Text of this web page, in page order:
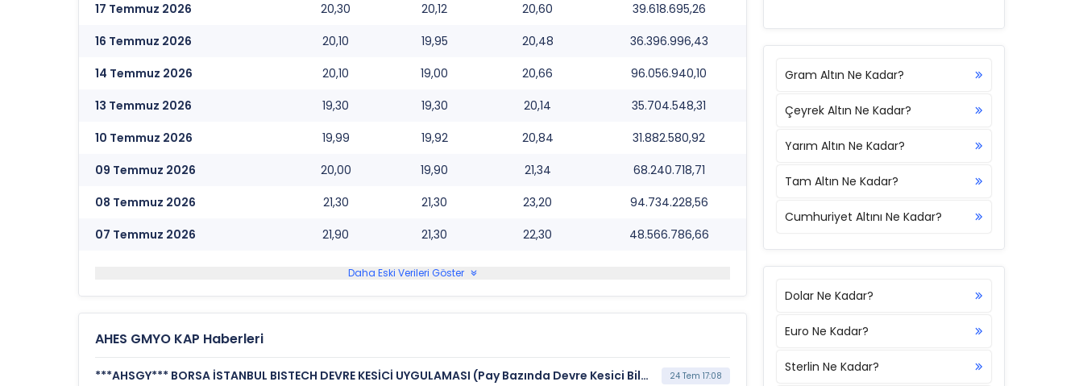
17 Temmuz 2026
20,30 20,12 20,60
39.618.695,26
16 Temmuz 2026
20,10 19,95 20,48
36.396.996,43
14 Temmuz 2026
20,10 19,00 20,66
96.056.940,10
13 Temmuz 2026
19,30 19,30 20,14
35.704.548,31
10 Temmuz 2026
19,99 19,92 20,84
31.882.580,92
09 Temmuz 2026
20,00 19,90 21,34
68.240.718,71
08 Temmuz 2026
21,30 21,30 23,20
94.734.228,56
07 Temmuz 2026
21,90 21,30 22,30 48.566.786,66
Daha Eski Verileri Göster
AHES GMYO KAP Haberleri
***AHSGY*** BORSA İSTANBUL BISTECH DEVRE KESİCİ UYGULAMASI (Pay Bazında Devre Kesici Bildirimi) 24 Tem 17:08
Gram Altın Ne Kadar?
Çeyrek Altın Ne Kadar?
Yarım Altın Ne Kadar?
Tam Altın Ne Kadar?
Cumhuriyet Altını Ne Kadar?
Dolar Ne Kadar?
Euro Ne Kadar?
Sterlin Ne Kadar?